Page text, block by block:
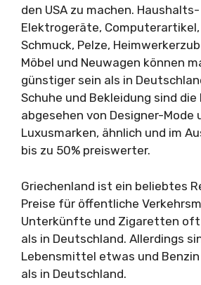
den USA zu machen.
Elektrogeräte, Computerartikel,
Schmuck, Pelze,
Möbel und Neuwagen können
günstiger sein als in
Schuhe und Bekleidung sind die
abgesehen von Designer-Mode
Luxusmarken, ähnlich und im
bis zu 50% preiswerter.
Griechenland ist ein beliebtes
Preise für öffentliche
Unterkünfte und Zigaretten
als in Deutschland. Allerdings
Lebensmittel etwas und
als in Deutschland.